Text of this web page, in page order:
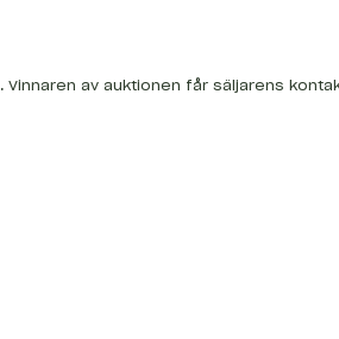
.Vinnaren av auktionen får säljarens